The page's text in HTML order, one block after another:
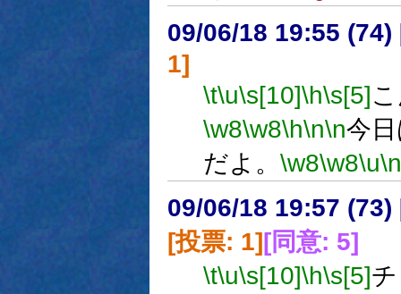
09/06/18 19:55 (74)
1]
\t\u\s[10]\h\s[5]
\w8\w8\h\n\n今
だよ。 \w8\w8\u\n
09/06/18 19:57 (73)
[投票: 1][同意: 5]
\t\u\s[10]\h\s[5]